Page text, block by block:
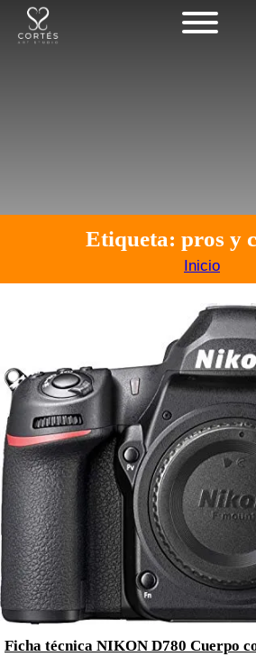
Etiqueta: pros y
Inicio
Ficha técnica NIKON D780 Cuerpo